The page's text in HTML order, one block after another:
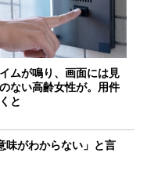
ムが鳴り、画面には見
ない高齢女性が。用件
と
味がわからない」と言